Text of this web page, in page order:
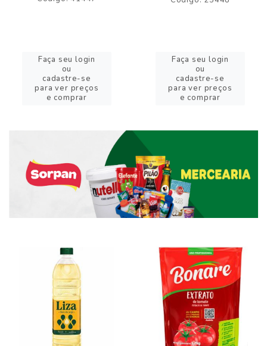
Faça seu login
ou
cadastre-se
para ver preços
e comprar
Faça seu login
ou
cadastre-se
para ver preços
e comprar